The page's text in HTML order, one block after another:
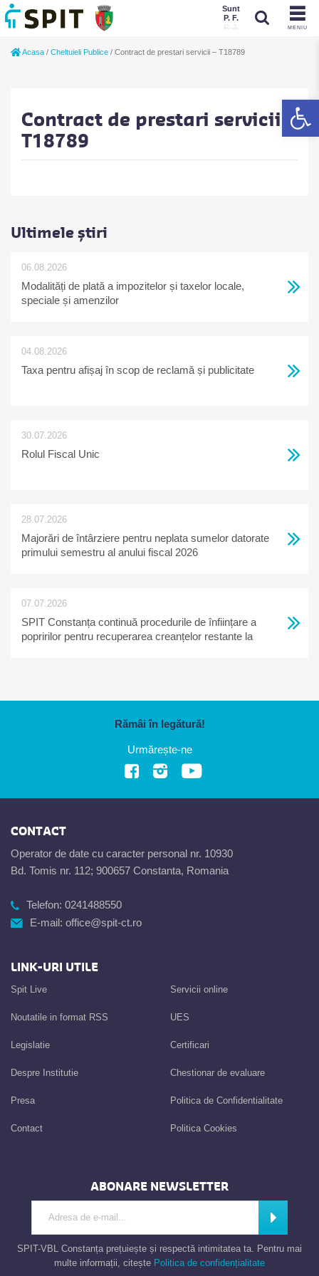
MENIU
Sunt
P. F.
P. J.
Acasa / Cheltuieli Publice / Contract de prestari servicii – T18789
Contract de prestari servicii –
T18789
Ultimele știri
06.08.2026
Modalități de plată a impozitelor și taxelor locale,
speciale și amenzilor
04.08.2026
Taxa pentru afișaj în scop de reclamă și publicitate
30.07.2026
Rolul Fiscal Unic
28.07.2026
Majorări de întârziere pentru neplata sumelor datorate
primului semestru al anului fiscal 2026
07.07.2026
SPIT Constanța continuă procedurile de înființare a
popririlor pentru recuperarea creanțelor restante la
Rămâi în legătură!
Urmărește-ne
CONTACT
Operator de date cu caracter personal nr. 10930
Bd. Tomis nr. 112; 900657 Constanta, Romania
Telefon: 0241488550
E-mail: office@spit-ct.ro
LINK-URI UTILE
Spit Live
Noutatile in format RSS
Legislatie
Despre Institutie
Presa
Contact
Servicii online
UES
Certificari
Chestionar de evaluare
Politica de Confidentialitate
Politica Cookies
ABONARE NEWSLETTER
SPIT-VBL Constanța prețuiește și respectă intimitatea ta. Pentru mai
multe informații, citește Politica de confidențialitate